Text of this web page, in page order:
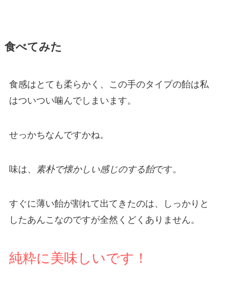
食べてみた
食感はとても柔らかく、この手のタイプの飴は私
はついつい噛んでしまいます。
せっかちなんですかね。
味は、 素朴で懐かしい感じのする飴です。
すぐに薄い飴が割れて出てきたのは、しっかりと
したあんこなのですが全然くどくありません。
純粋に美味しいです！